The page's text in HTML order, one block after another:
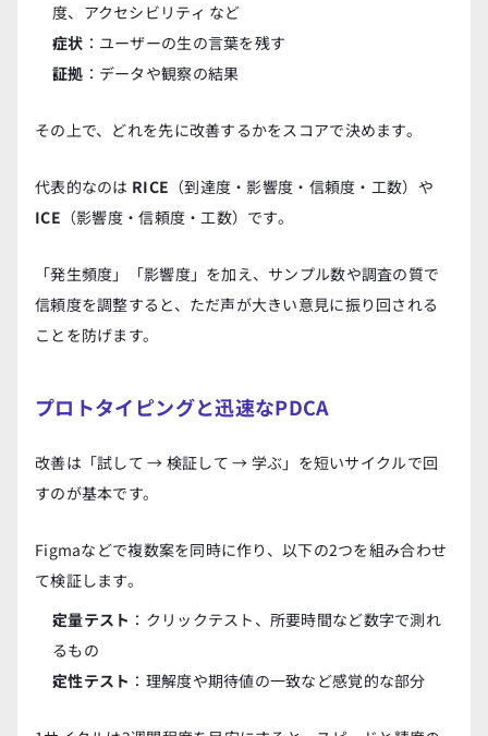
度、アクセシビリティ など
症状 ：ユーザーの生の言葉を残す
証拠 ：データや観察の結果
その上で、どれを先に改善するかをスコアで決めます。
代表的なのは RICE
ICE （影響度・信頼度・工数）です。
「発生頻度」「影響度」を加え、サンプル数や調査の質で
信頼度を調整すると、ただ声が大きい意見に振り回される
ことを防げます。
プロトタイピングと迅速なPDCA
改善は「試して → 検証して → 学ぶ」を短いサイクルで回
すのが基本です。
Figmaなどで複数案を同時に作り、以下の2つを組み合わせ
て検証します。
定量テスト ：クリックテスト、所要時間など数字で測れ
るもの
定性テスト ：理解度や期待値の一致など感覚的な部分